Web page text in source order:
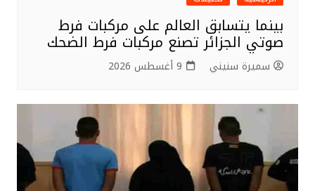
بينما يتسابق العالم على مركبات فرط
صوتي الجزائر تصنع مركبات فرط الضحك
سميرة سنيني 9 أغسطس 2026